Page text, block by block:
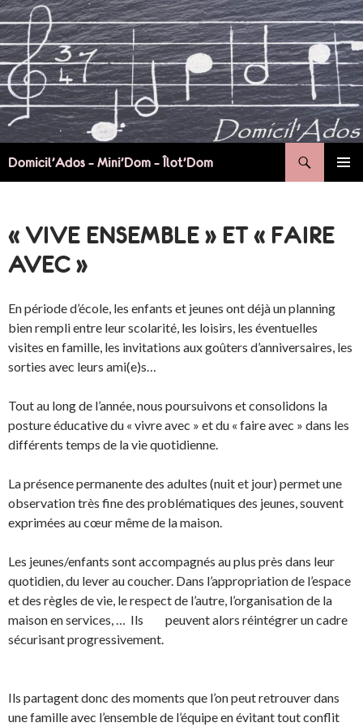
Aller
au
contenu
Domicil’Ados – Mini’Dom – Îlot’Dom
« VIVE ENSEMBLE » ET « FAIRE
AVEC »
En période d’école, les enfants et jeunes ont déjà un planning
bien rempli entre leur scolarité, les loisirs, les éventuelles
visites en famille, les invitations aux goûters d’anniversaires, les
sorties avec leurs ami(e)s…
Tout au long de l’année, nous poursuivons et consolidons la
posture éducative du « vivre avec » et du « faire avec » dans les
différents temps de la vie quotidienne.
La présence permanente des adultes (nuit et jour) permet une
observation très fine des problématiques des jeunes, souvent
exprimées au cœur même de la maison.
Les jeunes/enfants sont accompagnés au plus près dans leur
quotidien, du lever au coucher. Dans l’appropriation de l’espace
et des règles de vie, le respect de l’autre, l’organisation de la
maison en services, … Ils peuvent alors réintégrer un cadre
sécurisant progressivement.
Ils partagent donc des moments que l’on peut retrouver dans
une famille avec l’ensemble de l’équipe en évitant tout conflit